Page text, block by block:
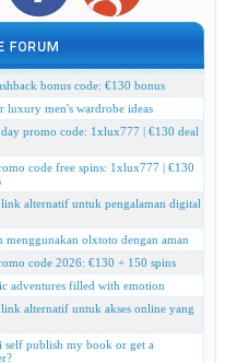
bonus code: €130 bonus
luxury men's wardrobe ideas
promo code: 1xlux777 | €130 deal
code free spins: 1xlux777 | €130
alternatif untuk pengalaman digital
menggunakan olxtoto dengan aman
code 2026: €130 + 150 spins
adventures filled with emotion
alternatif untuk akses online yang
self publish my book or get a